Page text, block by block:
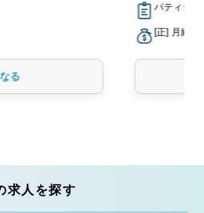
る
パティシエ
[正] 月給
求人を探す